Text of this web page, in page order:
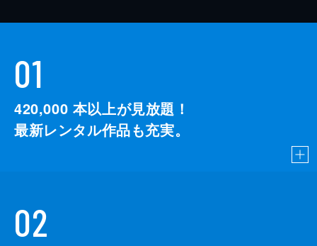
01
420,000 本以上が見放題！
最新レンタル作品も充実。
02